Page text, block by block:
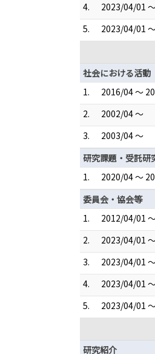
4.
2023/04/01
5.
2023/04/01
社会における活動
1.
2016/04 ～
2.
2002/04 ～
3.
2003/04 ～
研究課題・受託研
1.
2020/04 ～
委員会・協会等
1.
2012/04/01
2.
2023/04/01
3.
2023/04/01
4.
2023/04/01
5.
2023/04/01
研究紹介